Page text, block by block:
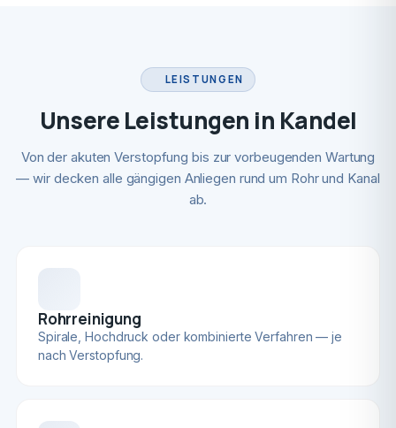
LEISTUNGEN
Unsere Leistungen in Kandel
Von der akuten Verstopfung bis zur vorbeugenden Wartung
— wir decken alle gängigen Anliegen rund um Rohr und Kanal
ab.
Rohrreinigung
Spirale, Hochdruck oder kombinierte Verfahren — je
nach Verstopfung.